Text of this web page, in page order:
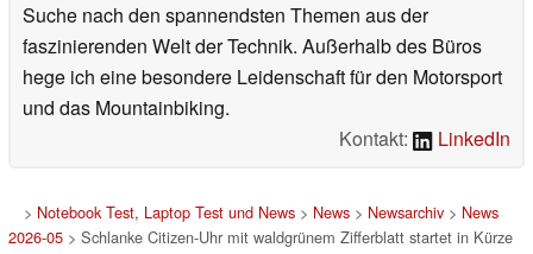
Suche nach den spannendsten Themen aus der
faszinierenden Welt der Technik. Außerhalb des Büros
hege ich eine besondere Leidenschaft für den Motorsport
und das Mountainbiking.
Kontakt:
LinkedIn
> Notebook Test, Laptop Test und News> News> Newsarchiv> News
2026-05 > Schlanke Citizen-Uhr mit waldgrünem Zifferblatt startet in Kürze